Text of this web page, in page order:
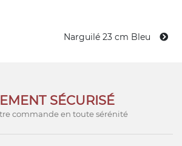
Narguilé 23 cm Bleu
SÉCURISÉ
commande en toute sérénité